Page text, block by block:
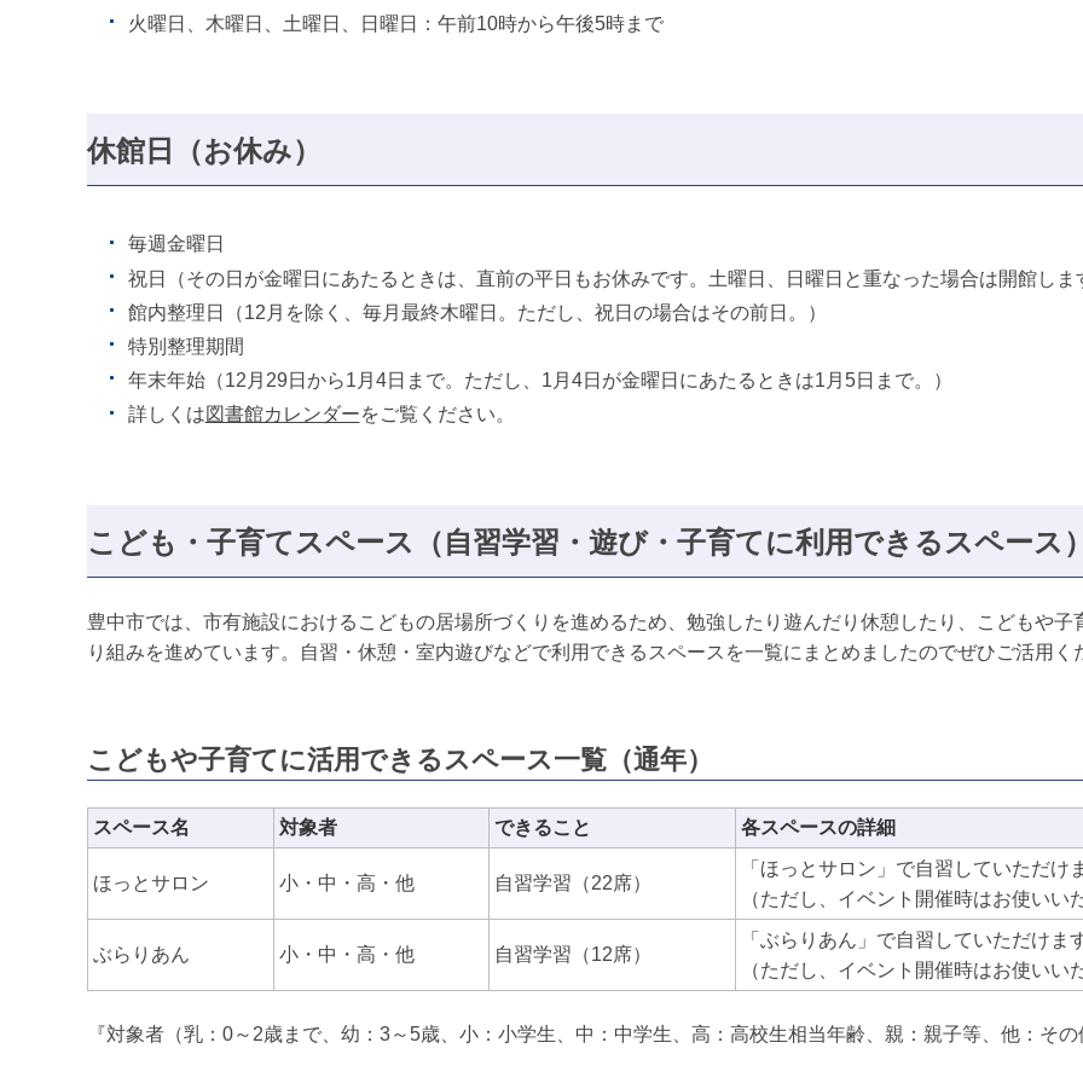
火曜日、木曜日、土曜日、日曜日：午前10時から午後5時まで
休館日（お休み）
毎週金曜日
祝日（その日が金曜日にあたるときは、直前の平日もお休みです。土曜日、日曜日と重なった場合は開館しま
館内整理日（12月を除く、毎月最終木曜日。ただし、祝日の場合はその前日。）
特別整理期間
年末年始（12月29日から1月4日まで。ただし、1月4日が金曜日にあたるときは1月5日まで。）
詳しくは図書館カレンダーをご覧ください。
こども・子育てスペース（自習学習・遊び・子育てに利用できるスペース
豊中市では、市有施設におけるこどもの居場所づくりを進めるため、勉強したり遊んだり休憩したり、こどもや
り組みを進めています。自習・休憩・室内遊びなどで利用できるスペースを一覧にまとめましたのでぜひご活用く
こどもや子育てに活用できるスペース一覧（通年）
スペース名 対象者 できること 各スペースの詳細
ほっとサロン 小・中・高・他 自習学習（22席）
「ほっとサロン」で自習していただけ
（ただし、イベント開催時はお使いい
ぶらりあん 小・中・高・他 自習学習（12席）
「ぶらりあん」で自習していただけま
（ただし、イベント開催時はお使いい
『対象者（乳：0～2歳まで、幼：3～5歳、小：小学生、中：中学生、高：高校生相当年齢、親：親子等、他：そ